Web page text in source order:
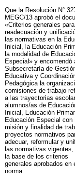
Que la Resolución N°
MEGC/13 aprobó el
«Criterios generales
readecuación y
las normativas en la
Inicial, la Educación
la modalidad de
Especial» y encomendó
Subsecretaría de
Educativa y
Pedagógica la
comisiones de trabajo
a las trayectorias
alumnos/as de
Inicial, Educación
Educación Especial con
misión y finalidad de
proyectos normativos
adecuar, reformular y
las normativas vigentes,
la base de los criterios
generales aprobados en
norma